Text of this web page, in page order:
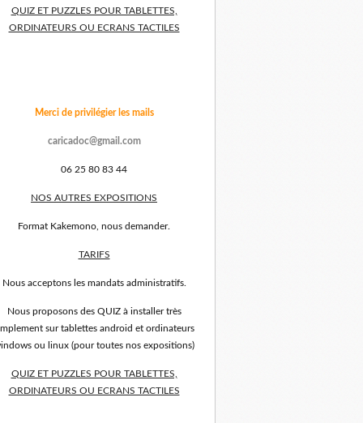
QUIZ ET PUZZLES POUR TABLETTES,
ORDINATEURS OU ECRANS TACTILES
Merci de privilégier les mails
caricadoc@gmail.com
06 25 80 83 44
NOS AUTRES EXPOSITIONS
Format Kakemono, nous demander.
TARIFS
Nous acceptons les mandats administratifs.
Nous proposons des QUIZ à installer très
sur tablettes android et ordinateurs
ou linux (pour toutes nos expositions)
QUIZ ET PUZZLES POUR TABLETTES,
ORDINATEURS OU ECRANS TACTILES